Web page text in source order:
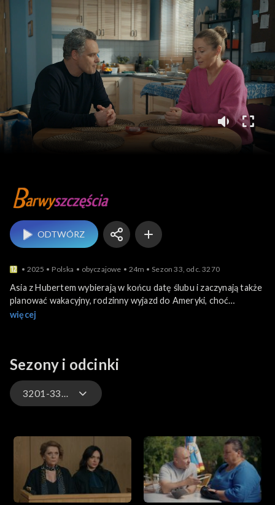
Barwy szczęścia
ODTWÓRZ
2025 Polska obyczajowe 24m Sezon 33, odc. 3270
Asia z Hubertem wybierają w końcu datę ślubu i zaczynają także
planować wakacyjny, rodzinny wyjazd do Ameryki, choć
Sokalska wyraźnie stresuje się na myśl o spotkaniu z Klarą.
więcej
Sezony i odcinki
3201-3300
3201-3300
3101-3200